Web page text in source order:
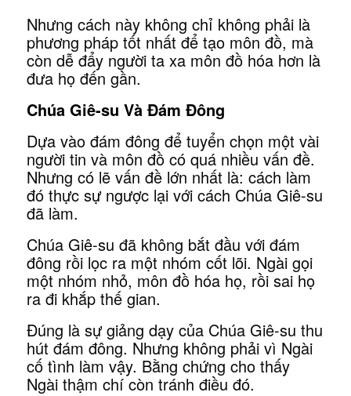
Nhưng cách này không chỉ không phải là
phương pháp tốt nhất để tạo môn đồ, mà
còn dễ đẩy người ta xa môn đồ hóa hơn là
đưa họ đến gần.
Chúa Giê-su Và Đám Đông
Dựa vào đám đông để tuyển chọn một vài
người tin và môn đồ có quá nhiều vấn đề.
Nhưng có lẽ vấn đề lớn nhất là: cách làm
đó thực sự ngược lại với cách Chúa Giê-su
đã làm.
Chúa Giê-su đã không bắt đầu với đám
đông rồi lọc ra một nhóm cốt lõi. Ngài gọi
một nhóm nhỏ, môn đồ hóa họ, rồi sai họ
ra đi khắp thế gian.
Đúng là sự giảng dạy của Chúa Giê-su thu
hút đám đông. Nhưng không phải vì Ngài
cố tình làm vậy. Bằng chứng cho thấy
Ngài thậm chí còn tránh điều đó.